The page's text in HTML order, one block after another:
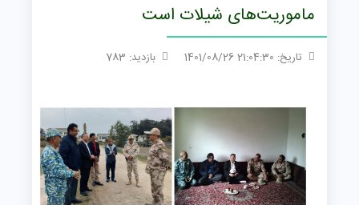
ماموریت‌های شیلات است
تاریخ: 21:04:30 1401/08/26 بازدید: 783